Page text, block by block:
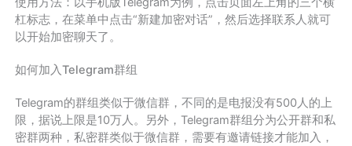
杠标志，在菜单中点击“新建加密对话”，然后选择联系人就可
以开始加密聊天了。
如何加入Telegram群组
Telegram的群组类似于微信群，不同的是电报没有500人的上
限，据说上限是10万人。另外，Telegram群组分为公开群和私
密群两种，私密群类似于微信群，需要有邀请链接才能加入，